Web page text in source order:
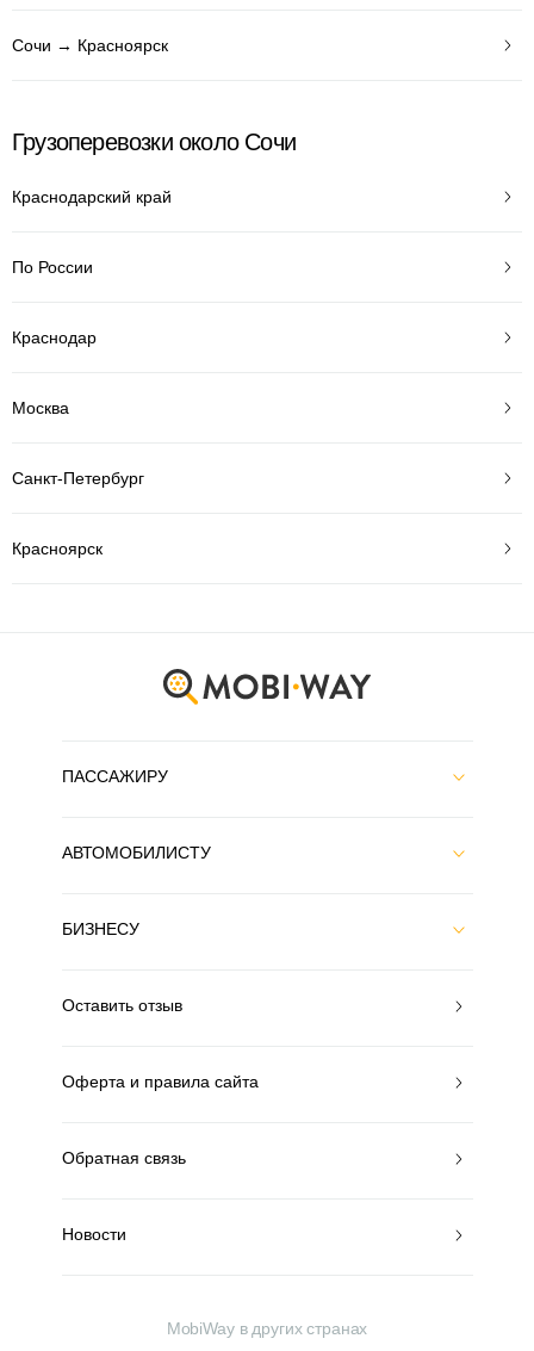
Сочи → Красноярск
Грузоперевозки около Сочи
Краснодарский край
По России
Краснодар
Москва
Санкт-Петербург
Красноярск
ПАССАЖИРУ
АВТОМОБИЛИСТУ
БИЗНЕСУ
Оставить отзыв
Оферта и правила сайта
Обратная связь
Новости
MobiWay в других странах